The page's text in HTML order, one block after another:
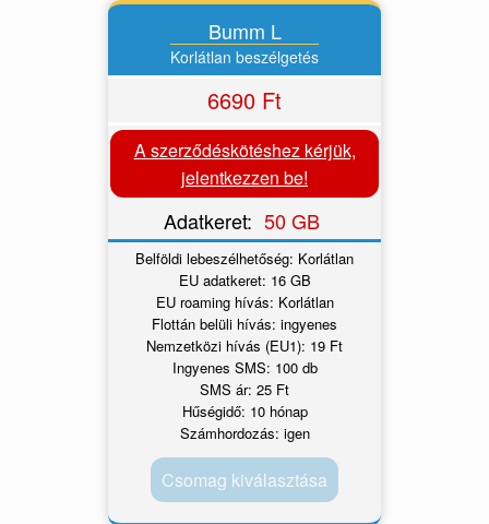
Bumm L
Korlátlan beszélgetés
6690 Ft
A szerződéskötéshez kérjük,
jelentkezzen be!
Adatkeret: 50 GB
Belföldi lebeszélhetőség: Korlátlan
EU adatkeret: 16 GB
EU roaming hívás: Korlátlan
Flottán belüli hívás: ingyenes
Nemzetközi hívás (EU1): 19 Ft
Ingyenes SMS: 100 db
SMS ár: 25 Ft
Hűségidő: 10 hónap
Számhordozás: igen
Csomag kiválasztása